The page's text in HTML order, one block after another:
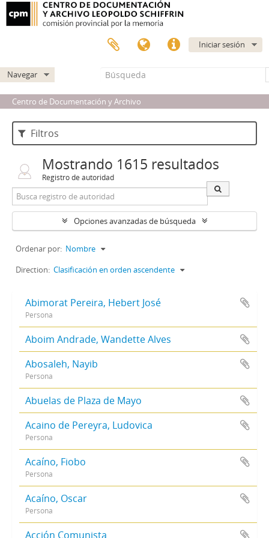
Iniciar sesión
Navegar
Centro de Documentación y Archivo
Filtros
Mostrando 1615 resultados
Registro de autoridad
Opciones avanzadas de búsqueda
Ordenar por: Nombre
Direction: Clasificación en orden ascendente
Abimorat Pereira, Hebert José
Persona
Aboim Andrade, Wandette Alves
Abosaleh, Nayib
Persona
Abuelas de Plaza de Mayo
Acaino de Pereyra, Ludovica
Persona
Acaíno, Fiobo
Persona
Acaíno, Oscar
Persona
Acción Comunista